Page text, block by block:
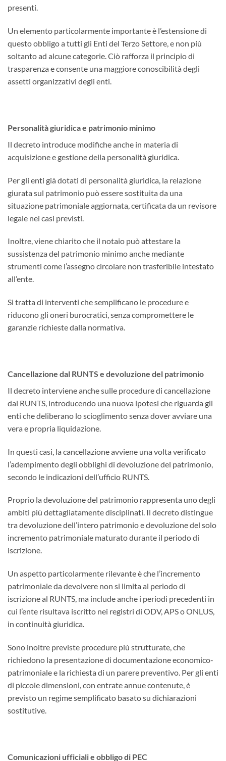
presenti.
Un elemento particolarmente importante è l’estensione di
questo obbligo a tutti gli Enti del Terzo Settore, e non più
soltanto ad alcune categorie. Ciò rafforza il principio di
trasparenza e consente una maggiore conoscibilità degli
assetti organizzativi degli enti.
Personalità giuridica e patrimonio minimo
Il decreto introduce modifiche anche in materia di
acquisizione e gestione della personalità giuridica.
Per gli enti già dotati di personalità giuridica, la relazione
giurata sul patrimonio può essere sostituita da una
situazione patrimoniale aggiornata, certificata da un revisore
legale nei casi previsti.
Inoltre, viene chiarito che il notaio può attestare la
sussistenza del patrimonio minimo anche mediante
strumenti come l’assegno circolare non trasferibile intestato
all’ente.
Si tratta di interventi che semplificano le procedure e
riducono gli oneri burocratici, senza compromettere le
garanzie richieste dalla normativa.
Cancellazione dal RUNTS e devoluzione del patrimonio
Il decreto interviene anche sulle procedure di cancellazione
dal RUNTS, introducendo una nuova ipotesi che riguarda gli
enti che deliberano lo scioglimento senza dover avviare una
vera e propria liquidazione.
In questi casi, la cancellazione avviene una volta verificato
l’adempimento degli obblighi di devoluzione del patrimonio,
secondo le indicazioni dell’ufficio RUNTS.
Proprio la devoluzione del patrimonio rappresenta uno degli
ambiti più dettagliatamente disciplinati. Il decreto distingue
tra devoluzione dell’intero patrimonio e devoluzione del solo
incremento patrimoniale maturato durante il periodo di
iscrizione.
Un aspetto particolarmente rilevante è che l’incremento
patrimoniale da devolvere non si limita al periodo di
iscrizione al RUNTS, ma include anche i periodi precedenti in
cui l’ente risultava iscritto nei registri di ODV, APS o ONLUS,
in continuità giuridica.
Sono inoltre previste procedure più strutturate, che
richiedono la presentazione di documentazione economico-
patrimoniale e la richiesta di un parere preventivo. Per gli enti
di piccole dimensioni, con entrate annue contenute, è
previsto un regime semplificato basato su dichiarazioni
sostitutive.
Comunicazioni ufficiali e obbligo di PEC